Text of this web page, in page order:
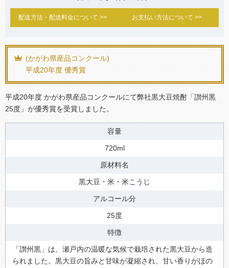
配送方法・配送料金について >> お支払い方法について >>
(かがわ県産品コンクール)
平成20年度 優秀賞
平成20年度 かがわ県産品コンクールにて弊社黒大豆焼酎「讃州黒
25度」が優秀賞を受賞しました。
容量
720ml
原材料名
黒大豆・米・米こうじ
アルコール分
25度
特徴
「讃州黒」は、瀬戸内の温暖な気候で栽培された黒大豆から造
られました。黒大豆の旨みと甘味が凝縮され、甘い香りがほの